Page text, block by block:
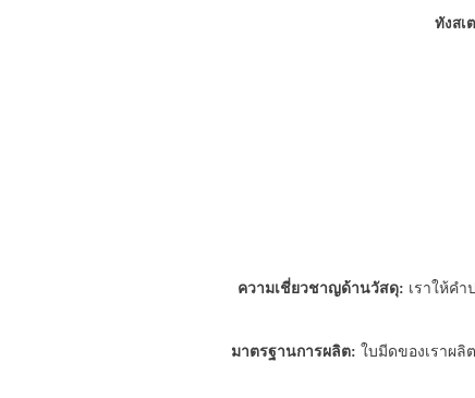
ทังสเ
ความเชี่ยวชาญด้านวัสดุ: เราให้คำ
มาตรฐานการผลิต: ใบมีดของเราผลิ